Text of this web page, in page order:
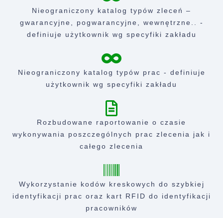
Nieograniczony katalog typów zleceń –
gwarancyjne, pogwarancyjne, wewnętrzne.. -
definiuje użytkownik wg specyfiki zakładu
Nieograniczony katalog typów prac - definiuje
użytkownik wg specyfiki zakładu
Rozbudowane raportowanie o czasie
wykonywania poszczególnych prac zlecenia jak i
całego zlecenia
Wykorzystanie kodów kreskowych do szybkiej
identyfikacji prac oraz kart RFID do identyfikacji
pracowników